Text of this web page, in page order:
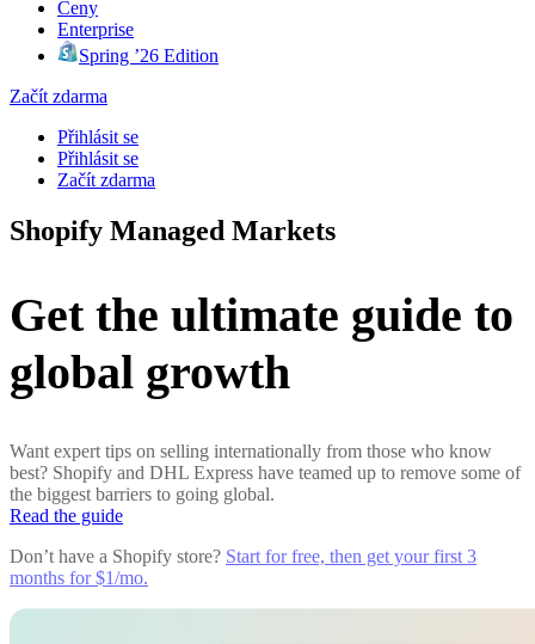
Ceny
Enterprise
Spring ’26 Edition
Začít zdarma
Přihlásit se
Přihlásit se
Začít zdarma
Shopify Managed Markets
Get the ultimate guide to
global growth
Want expert tips on selling internationally from those who know
best? Shopify and DHL Express have teamed up to remove some of
the biggest barriers to going global.
Read the guide
Don’t have a Shopify store? Start for free, then get your first 3
months for $1/mo.